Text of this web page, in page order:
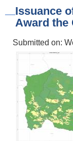
Issuance
Award the
Submitted on: